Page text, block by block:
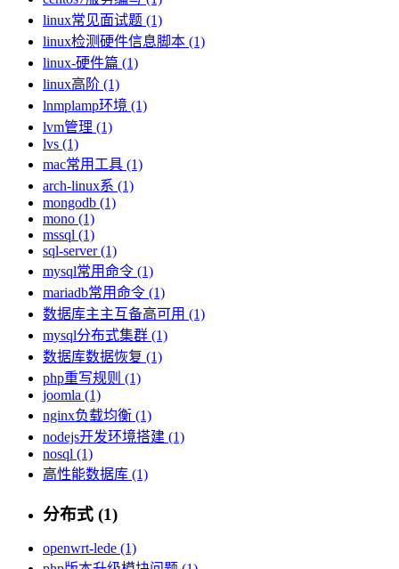
linux常见面试题 (1)
linux检测硬件信息脚本 (1)
linux-硬件篇 (1)
linux高阶 (1)
lnmplamp环境 (1)
lvm管理 (1)
lvs (1)
mac常用工具 (1)
arch-linux系 (1)
mongodb (1)
mono (1)
mssql (1)
sql-server (1)
mysql常用命令 (1)
mariadb常用命令 (1)
数据库主主互备高可用 (1)
mysql分布式集群 (1)
数据库数据恢复 (1)
php重写规则 (1)
joomla (1)
nginx负载均衡 (1)
nodejs开发环境搭建 (1)
nosql (1)
高性能数据库 (1)
分布式 (1)
openwrt-lede (1)